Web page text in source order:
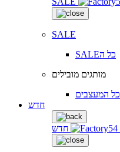
SALE
SALEכל ה
מותגים מובילים
כל המעצבים
חדש
חדש